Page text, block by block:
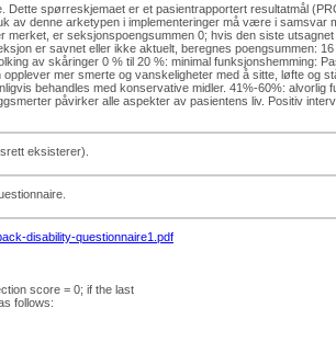
spørreskjemaet er et pasientrapportert resultatmål
denne arketypen i implementeringer må være i
er seksjonspoengsummen 0; hvis den siste
er savnet eller ikke aktuelt, beregnes poengsummen:
av skåringer 0 % til 20 %: minimal funksjonshemming:
mer smerte og vanskeligheter med å sitte, løfte
behandles med konservative midler. 41%-60%:
påvirker alle aspekter av pasientens liv. Positiv
eksisterer).
disability-questionnaire1.pdf
score = 0; if the last
follows: